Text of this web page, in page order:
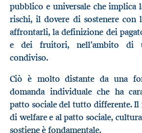
pubblico e universale che implica
rischi, il dovere di sostenere con
affrontarli, la definizione dei
e dei fruitori, nell’ambito di
condiviso.
Ciò è molto distante da una
domanda individuale che ha
patto sociale del tutto differente.
di welfare e al patto sociale,
sostiene è fondamentale.